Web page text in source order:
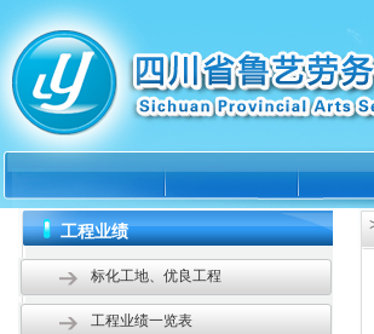
工程业绩
标化工地、优良工程
工程业绩一览表